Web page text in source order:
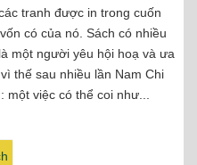
tranh được in trong cuốn
có của nó. Sách có nhiều
một người yêu hội hoạ và ưa
thế sau nhiều lần Nam Chi
việc có thể coi như...